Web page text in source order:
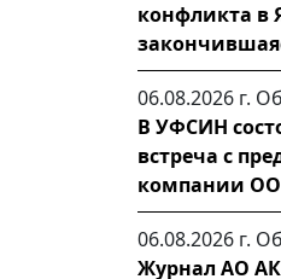
конфликта в
06.08.2026 г.
В УФСИН
встреча с
компании
06.08.2026 г.
Журнал АО